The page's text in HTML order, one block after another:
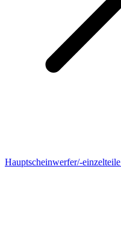
Hauptscheinwerfer/-einzelteile